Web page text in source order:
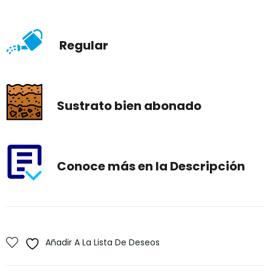
Regular
Sustrato bien abonado
Conoce más en la Descripción
Añadir A La Lista De Deseos